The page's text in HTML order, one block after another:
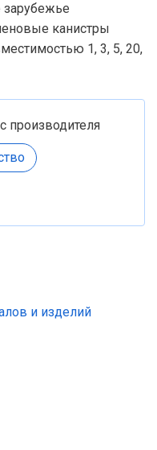
канистры
1, 3, 5, 20,
производителя
и изделий